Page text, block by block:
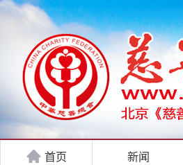
首页 新闻